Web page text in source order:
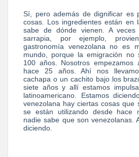
Sí, pero además de dignificar es
cosas. Los ingredientes están en
sabe de dónde vienen. A veces
sarrapia, por ejemplo,
gastronomía venezolana no es
mundo, porque la emigración no
100 años. Nosotros empezamos
hace 25 años. Ahí nos
cachapa o un cachito bajo los
siete años y allí estamos
latinoamericano. Estamos
venezolana hay ciertas cosas que
se están utilizando desde hace
nadie sabe que son venezolanas.
diciendo.